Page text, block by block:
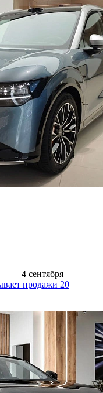
4 сентября
продажи 20